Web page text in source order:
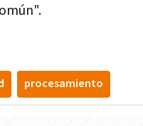
procesamiento